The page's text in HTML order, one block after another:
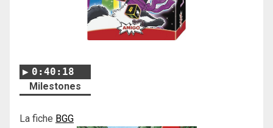
0:40:18
Milestones
La fiche BGG